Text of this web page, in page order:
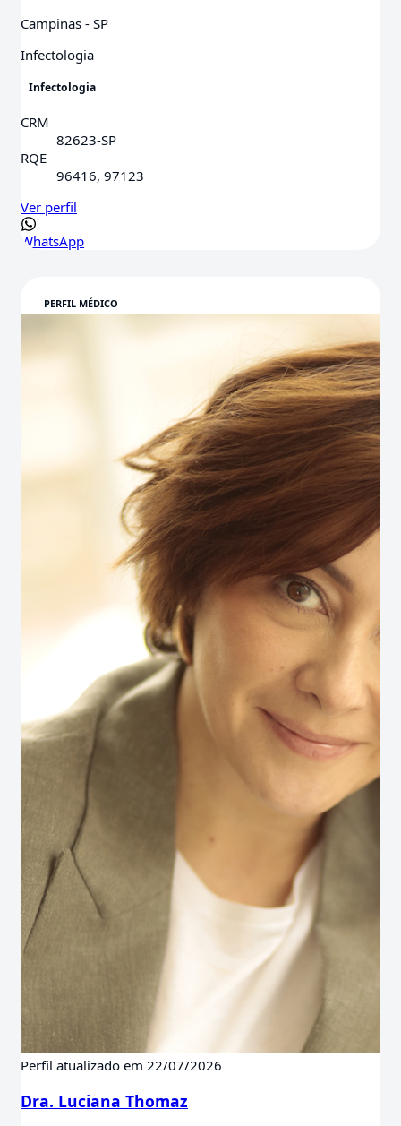
Campinas - SP
Infectologia
Infectologia
CRM
82623-SP
RQE
96416, 97123
Ver perfil
WhatsApp
Perfil atualizado em 22/07/2026
Dra. Luciana Thomaz